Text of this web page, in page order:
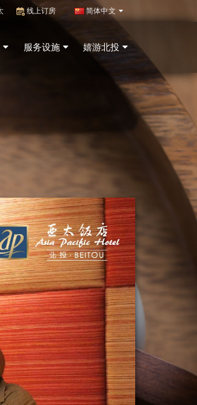
线上订房 简体中文
服务设施 嬉游北投